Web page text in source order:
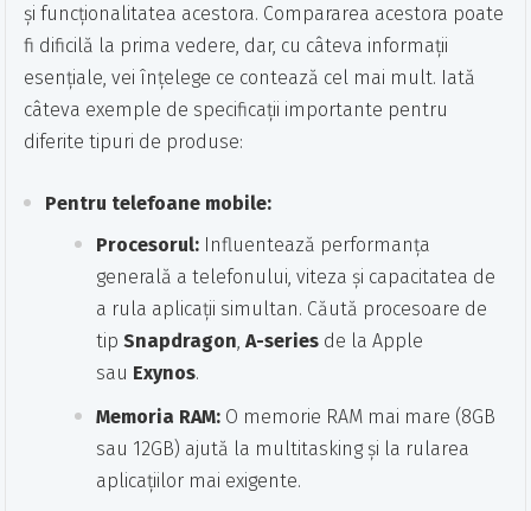
și funcționalitatea acestora. Compararea acestora poate
fi dificilă la prima vedere, dar, cu câteva informații
esențiale, vei înțelege ce contează cel mai mult. Iată
câteva exemple de specificații importante pentru
diferite tipuri de produse:
Pentru telefoane mobile:
Procesorul: Influentează performanța
generală a telefonului, viteza și capacitatea de
a rula aplicații simultan. Căută procesoare de
tipSnapdragon,A-series de la Apple
sau Exynos.
Memoria RAM: O memorie RAM mai mare (8GB
sau 12GB) ajută la multitasking și la rularea
aplicațiilor mai exigente.